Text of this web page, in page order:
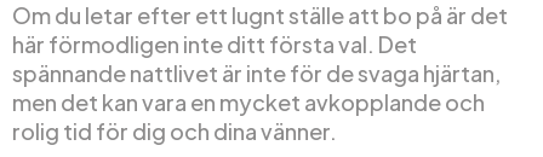
Om du letar efter ett lugnt ställe att bo på är det
här förmodligen inte ditt första val. Det
spännande nattlivet är inte för de svaga hjärtan,
men det kan vara en mycket avkopplande och
rolig tid för dig och dina vänner.